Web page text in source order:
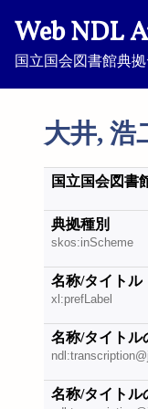
Web NDL
国立国会図書館典
大井, 浩
国立国会図書
典拠種別
skos:inScheme
名称/タイトル
xl:prefLabel
名称/タイトル
名称/タイトル